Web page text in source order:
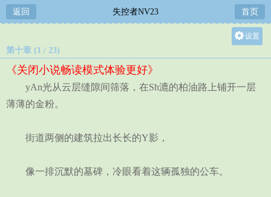
返回 失控者NV23 首页
设置
中
第十章 (1 / 23)
《关闭小说畅读模式体验更好》
yAn光从云层缝隙间筛落，在Sh漉的柏油路上铺开一层
薄薄的金粉。
街道两侧的建筑拉出长长的Y影，
像一排沉默的墓碑，冷眼看着这辆孤独的公车。